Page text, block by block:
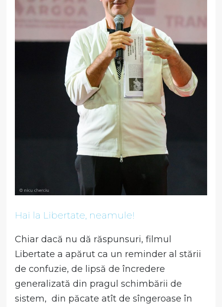
Hai la Libertate, neamule!
Chiar dacă nu dă răspunsuri, filmul
Libertate a apărut ca un reminder al stării
de confuzie, de lipsă de încredere
generalizată din pragul schimbării de
sistem, din păcate atît de sîngeroase în